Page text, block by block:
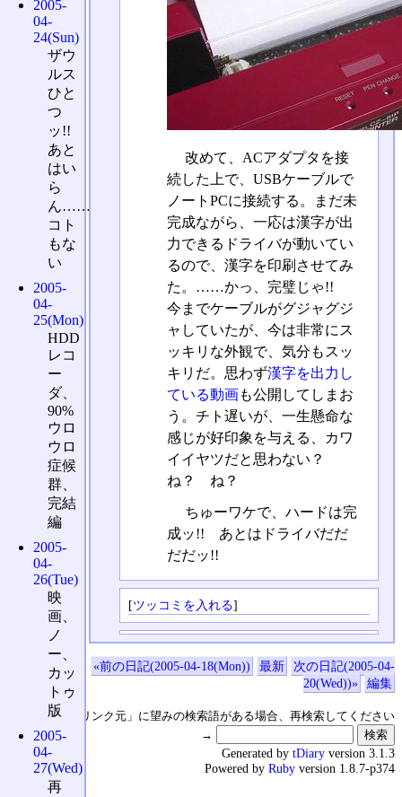
改めて、ACアダプタを接
続した上で、USBケーブルで
ノートPCに接続する。まだ未
完成ながら、一応は漢字が出
力できるドライバが動いてい
るので、漢字を印刷させてみ
た。……かっ、完璧じゃ!!
今までケーブルがグジャグジ
ャしていたが、今は非常にス
ッキリな外観で、気分もスッ
キリだ。思わず漢字を出力し
ている動画も公開してしまお
う。チト遅いが、一生懸命な
感じが好印象を与える、カワ
イイヤツだと思わない？
ね？ ね？
ちゅーワケで、ハードは完
成ッ!! あとはドライバだだ
だだッ!!
[ツッコミを入れる]
«前の日記(2005-04-18(Mon)) 最新
次の日記(2005-04-
20(Wed))»
編集
↑の「本日のリンク元」に望みの検索語がある場合、再検索してください
→
2005-
04-
24(Sun)
ザウ
ルス
ひと
つ
ッ!!
あと
はい
ら
ん……
コト
もな
い
2005-
04-
25(Mon)
HDD
レコ
ー
ダ、
90%
ウロ
ウロ
症候
群、
完結
編
2005-
04-
26(Tue)
映
画、
ノ
ー、
カッ
トゥ
版
2005-
04-
27(Wed)
再
Generated by tDiary version 3.1.3
Powered by Ruby version 1.8.7-p374